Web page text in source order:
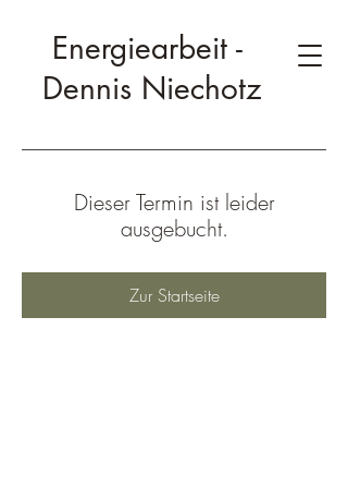
Energiearbeit -
Dennis Niechotz
Dieser Termin ist leider
ausgebucht.
Zur Startseite